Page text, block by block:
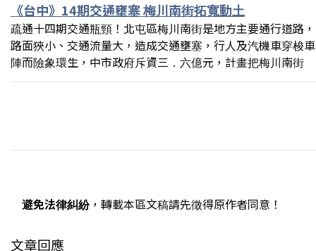
《台中》14期交通壅塞 梅川南街拓寬動土
疏通十四期交通瓶頸！北屯區梅川南街是地方主要通行道路，
路面狹小、交通流量大，造成交通壅塞，行人及汽機車穿梭車
陣而險象環生，中市政府斥資三．六億元，計畫把梅川南街
避免法律糾紛，轉載本區文稿請先徵得原作者同意！
文章回應